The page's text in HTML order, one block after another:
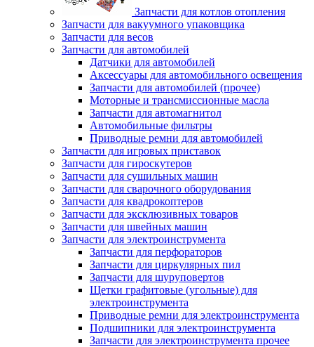
Запчасти для котлов отопления
Запчасти для вакуумного упаковщика
Запчасти для весов
Запчасти для автомобилей
Датчики для автомобилей
Аксессуары для автомобильного освещения
Запчасти для автомобилей (прочее)
Моторные и трансмиссионные масла
Запчасти для автомагнитол
Автомобильные фильтры
Приводные ремни для автомобилей
Запчасти для игровых приставок
Запчасти для гироскутеров
Запчасти для сушильных машин
Запчасти для сварочного оборудования
Запчасти для квадрокоптеров
Запчасти для эксклюзивных товаров
Запчасти для швейных машин
Запчасти для электроинструмента
Запчасти для перфораторов
Запчасти для циркулярных пил
Запчасти для шуруповертов
Щетки графитовые (угольные) для
электроинструмента
Приводные ремни для электроинструмента
Подшипники для электроинструмента
Запчасти для электроинструмента прочее